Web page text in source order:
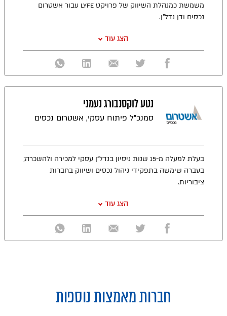
משמשת כמנהלת השיווק של פרויקט LYFE עבור אשטרום
נכסים ודן נדל"ן.
הצג עוד
נטע לוקסנבורג נעמני
סמנכ"ל פיתוח עסקי, אשטרום נכסים
בעלת למעלה מ-15 שנות ניסיון בנדל"ן עסקי למכירה ולהשכרה;
בעברה שימשה בתפקידי ניהול נכסים ושיווק בחברות
ציבוריות.
הצג עוד
חברות מאמצות נוספות